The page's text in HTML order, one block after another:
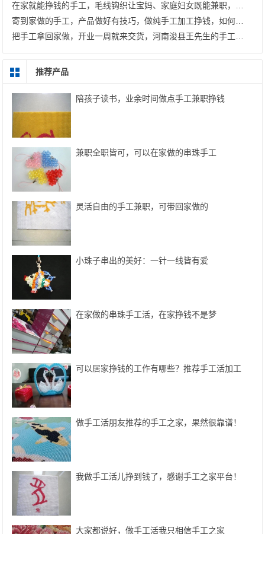
推荐产品
陪孩子读书，业余时间做点手工兼职挣钱
兼职全职皆可，可以在家做的串珠手工
灵活自由的手工兼职，可带回家做的
小珠子串出的美好：一针一线皆有爱
在家做的串珠手工活，在家挣钱不是梦
可以居家挣钱的工作有哪些？推荐手工活加工
做手工活朋友推荐的手工之家，果然很靠谱！
我做手工活儿挣到钱了，感谢手工之家平台！
大家都说好，做手工活我只相信手工之家